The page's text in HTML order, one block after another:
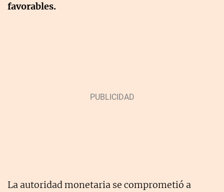
favorables.
La autoridad monetaria se comprometió a